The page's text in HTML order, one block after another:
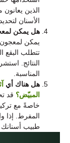
الذين
الأسنان
هل يمكن
يمكن لمعجون
تتطلب البقع
النتائج.
المناسبة.
هل هناك أي
المبيّض؟ قد
خاصةً مع
المفرط. إذا
طبيب